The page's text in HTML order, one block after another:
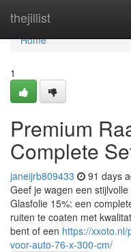
thejillist
Home
Home
1
Premium
Complete
janeijrb809433 91 days
Geef je wagen een
Glasfolie 15%: een
ruiten te coaten met
bent of een https://
voor-auto-76-x-300-cm/